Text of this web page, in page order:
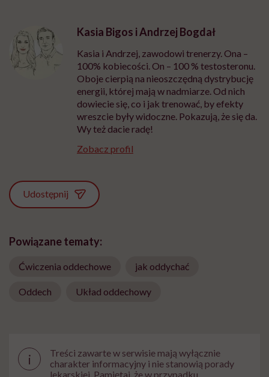
Kasia Bigos i Andrzej Bogdał
Kasia i Andrzej, zawodowi trenerzy. Ona –
100% kobiecości. On – 100 % testosteronu.
Oboje cierpią na nieoszczędną dystrybucję
energii, której mają w nadmiarze. Od nich
dowiecie się, co i jak trenować, by efekty
wreszcie były widoczne. Pokazują, że się da.
Wy też dacie radę!
Zobacz profil
Udostępnij
Powiązane tematy:
Ćwiczenia oddechowe jak oddychać
Oddech Układ oddechowy
i
Treści zawarte w serwisie mają wyłącznie
charakter informacyjny i nie stanowią porady
lekarskiej. Pamiętaj, że w przypadku